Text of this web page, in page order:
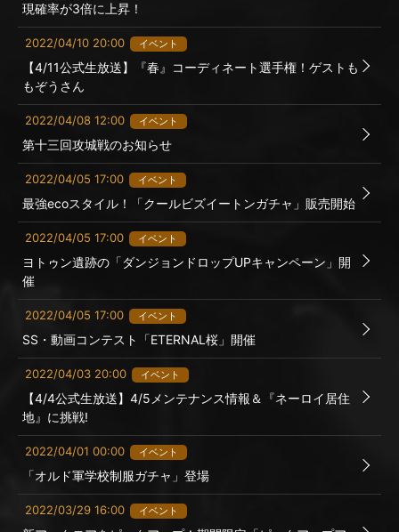
現確率が3倍に上昇！
2022/04/10 20:00 イベント
【4/11公式生放送】『春』コーディネート選手権！ゲストも
もぞうさん
2022/04/08 12:00 イベント
第十三回攻城戦のお知らせ
2022/04/05 17:00 イベント
最強ecoスタイル！「クールビズイートンガチャ」販売開始
2022/04/05 17:00 イベント
ヨトゥン遺跡の「ダンジョンドロップUPキャンペーン」開
催
2022/04/05 17:00 イベント
SS・動画コンテスト「ETERNAL桜」開催
2022/04/03 20:00 イベント
【4/4公式生放送】4/5メンテナンス情報＆『ネーロイ居住
地』に挑戦!
2022/04/01 00:00 イベント
「オルド軍学校制服ガチャ」登場
2022/03/29 16:00 イベント